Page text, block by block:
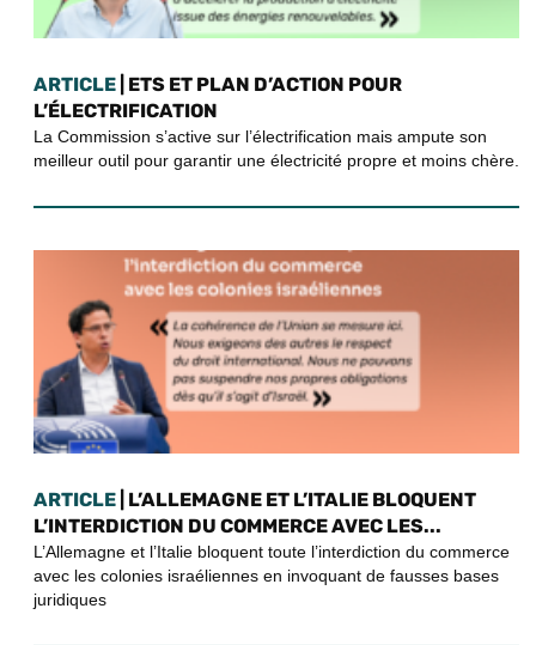
ARTICLE | ETS ET PLAN D’ACTION POUR
L’ÉLECTRIFICATION
La Commission s’active sur l’électrification mais ampute son
meilleur outil pour garantir une électricité propre et moins chère.
ARTICLE | L’ALLEMAGNE ET L’ITALIE BLOQUENT
L’INTERDICTION DU COMMERCE AVEC LES...
L’Allemagne et l’Italie bloquent toute l’interdiction du commerce
avec les colonies israéliennes en invoquant de fausses bases
juridiques